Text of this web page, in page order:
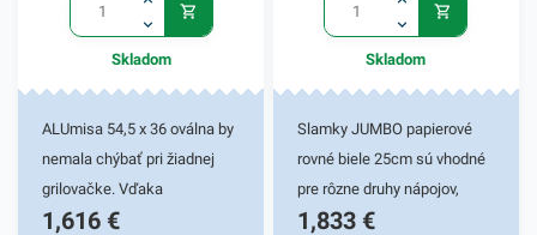
Skladom
ALUmisa 54,5 x 36 oválna by
nemala chýbať pri žiadnej
grilovačke. Vďaka
kvalitnému hliníku, z ktorého
1,616 €
Skladom
Slamky JUMBO papierové
rovné biele 25cm sú vhodné
pre rôzne druhy nápojov,
koktailov či smoothies. Svoje
1,833 €